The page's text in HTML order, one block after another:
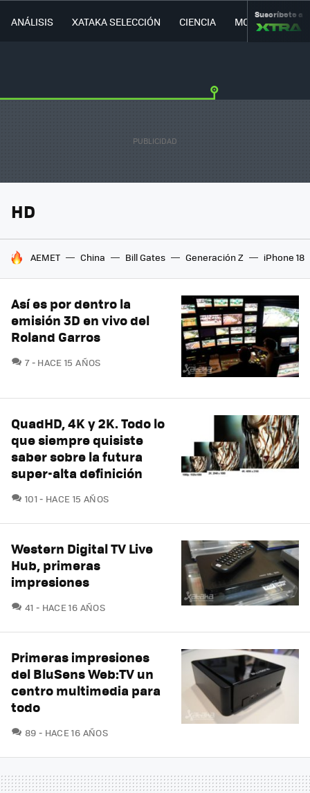
ANÁLISIS XATAKA SELECCIÓN CIENCIA MOVILIDAD
Suscríbete a
HD
HOY SE HABLA DE
AEMET China Bill Gates Generación Z iPhone 18
Así es por dentro la
emisión 3D en vivo del
Roland Garros
7COMENTARIOS
HACE 15 AÑOS
QuadHD, 4K y 2K. Todo lo
que siempre quisiste
saber sobre la futura
super-alta definición
101 COMENTARIOS
HACE 15 AÑOS
Western Digital TV Live
Hub, primeras
impresiones
41 COMENTARIOS
HACE 16 AÑOS
Primeras impresiones
del BluSens Web:TV un
centro multimedia para
todo
89 COMENTARIOS
HACE 16 AÑOS